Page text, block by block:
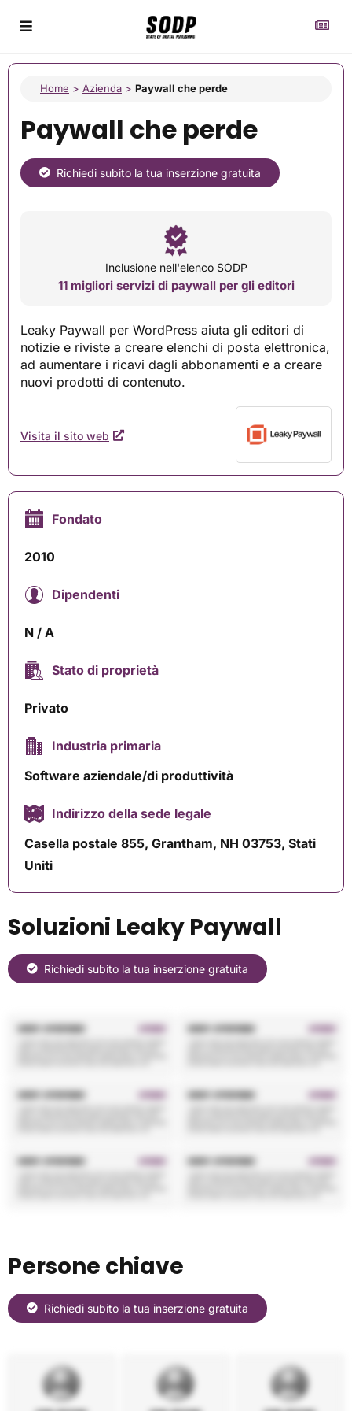
Home > Azienda > Paywall che perde
Paywall che perde
Richiedi subito la tua inserzione gratuita
Inclusione nell'elenco SODP
11 migliori servizi di paywall per gli editori
Leaky Paywall per WordPress aiuta gli editori di
notizie e riviste a creare elenchi di posta elettronica,
ad aumentare i ricavi dagli abbonamenti e a creare
nuovi prodotti di contenuto.
Visita il sito web
Fondato
2010
Dipendenti
N / A
Stato di proprietà
Privato
Industria primaria
Software aziendale/di produttività
Indirizzo della sede legale
Casella postale 855, Grantham, NH 03753, Stati
Uniti
Soluzioni Leaky Paywall
Richiedi subito la tua inserzione gratuita
Persone chiave
Richiedi subito la tua inserzione gratuita